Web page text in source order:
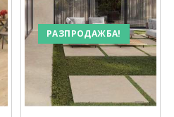
РАЗПРОДАЖБА!